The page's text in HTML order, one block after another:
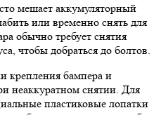
мешает аккумуляторный
или временно снять для
обычно требует снятия
чтобы добраться до болтов.
крепления бампера и
неаккуратном снятии. Для
пластиковые лопатки